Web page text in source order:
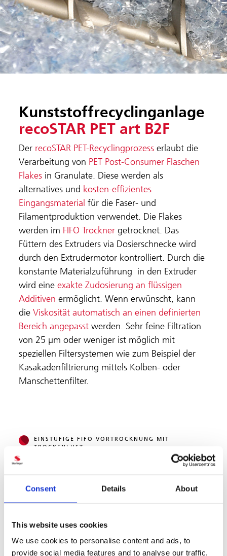
Consent Details About
This website uses cookies
We use cookies to personalise content and ads, to
provide social media features and to analyse our traffic.
Kunststoffrecyclinganlage
recoSTAR PET art B2F
Der recoSTAR PET-Recyclingprozess erlaubt die
Verarbeitung von PET Post-Consumer Flaschen
Flakes in Granulate. Diese werden als
alternatives und kosten-effizientes
Eingangsmaterial für die Faser- und
Filamentproduktion verwendet. Die Flakes
werden im FIFO Trockner getrocknet. Das
Füttern des Extruders via Dosierschnecke wird
durch den Extrudermotor kontrolliert. Durch die
konstante Materialzuführung in den Extruder
wird eineexakte Zudosierung an flüssigen
Additiven ermöglicht. Wenn erwünscht, kann
dieViskosität automatisch an einen definierten
Bereich angepasstwerden. Sehr feine Filtration
von 25 µm oder weniger ist möglich mit
speziellen Filtersystemen wie zum Beispiel der
Kasakadenfiltrierung mittels Kolben- oder
Manschettenfilter.
EINSTUFIGE FIFO VORTROCKNUNG MIT
TROCKENLUFT
KERZENFILTER
UNTERWASSER- ODER STRANGGRANULIERUNG
OPTIONALE ERHÖHUNG DER VISKOSITÄT